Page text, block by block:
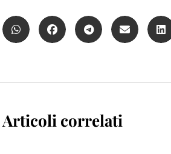
Articoli correlati